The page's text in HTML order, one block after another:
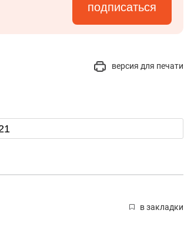
подписаться
версия для печати
в закладки